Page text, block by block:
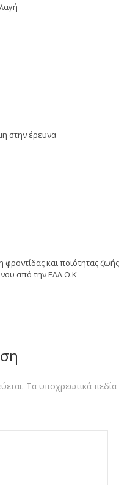
στην έρευνα
και ποιότητας ζωής
από την ΕΛΛ.Ο.Κ
Τα υποχρεωτικά πεδία